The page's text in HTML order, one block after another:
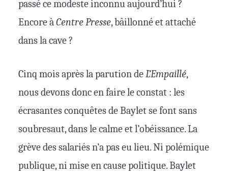
passé ce modeste inconnu aujourd’hui ?
Encore àCentre Presse, bâillonné et attaché
dans la cave ?
Cinq mois après la parution deL’Empaillé,
nous devons donc en faire le constat : les
écrasantes conquêtes de Baylet se font sans
soubresaut, dans le calme et l’obéissance. La
grève des salariés n’a pas eu lieu. Ni polémique
publique, ni mise en cause politique. Baylet